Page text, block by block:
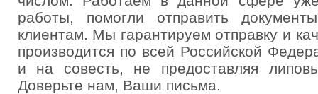
работы, помогли отправить
клиентам. Мы гарантируем отправку и
производится по всей Российской
и на совесть, не предоставляя
Доверьте нам, Ваши письма.